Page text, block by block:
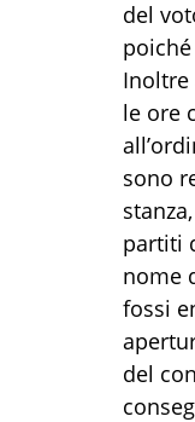
del
Inoltre
le ore
sono
partiti
nome
fossi
del